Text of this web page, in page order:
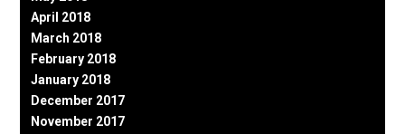
April 2018
March 2018
February 2018
January 2018
December 2017
November 2017